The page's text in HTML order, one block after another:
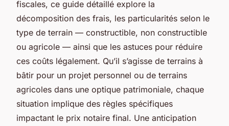
fiscales, ce guide détaillé explore la
décomposition des frais, les particularités selon le
type de terrain — constructible, non constructible
ou agricole — ainsi que les astuces pour réduire
ces coûts légalement. Qu’il s’agisse de terrains à
bâtir pour un projet personnel ou de terrains
agricoles dans une optique patrimoniale, chaque
situation implique des règles spécifiques
impactant le prix notaire final. Une anticipation